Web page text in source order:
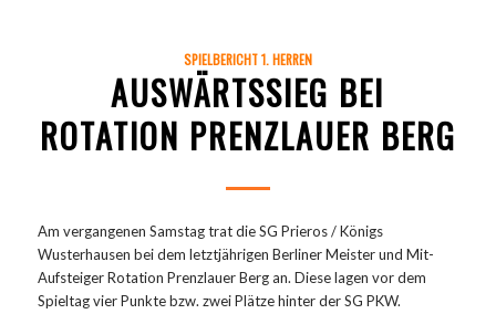
SPIELBERICHT 1. HERREN
AUSWÄRTSSIEG BEI
ROTATION PRENZLAUER BERG
Am vergangenen Samstag trat die SG Prieros / Königs
Wusterhausen bei dem letztjährigen Berliner Meister und Mit-
Aufsteiger Rotation Prenzlauer Berg an. Diese lagen vor dem
Spieltag vier Punkte bzw. zwei Plätze hinter der SG PKW.